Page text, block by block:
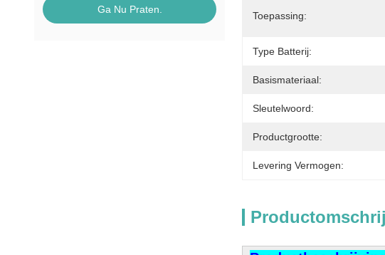
Ga Nu Praten.
Toepassing:
Type Batterij:
Basismateriaal:
Sleutelwoord:
Productgrootte:
Levering Vermogen: